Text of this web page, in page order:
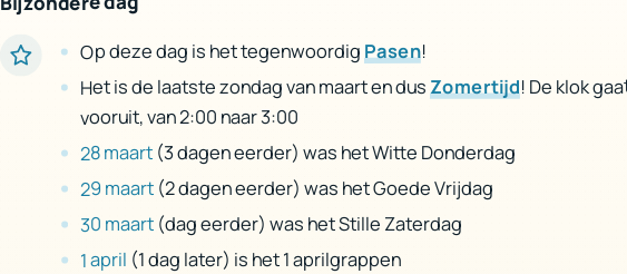
Op deze dag is het tegenwoordig Pasen!
Het is de laatste zondag van maart en dusZomertijd! De klok
vooruit, van 2:00 naar 3:00
28 maart(3 dagen eerder) was het Witte Donderdag
29 maart (2 dagen eerder) was het Goede Vrijdag
30 maart (dag eerder) was het Stille Zaterdag
1 april (1 dag later) is het 1 aprilgrappen